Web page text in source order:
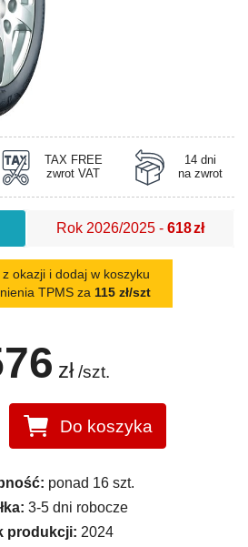
TAX FREE
zwrot VAT
14 dni
na zwrot
Rok 2026/2025 -618zł
okazji i dodaj w koszyku
TPMS za 115 zł/szt
zł /szt.
Do koszyka
ponad 16 szt.
3-5 dni robocze
produkcji: 2024